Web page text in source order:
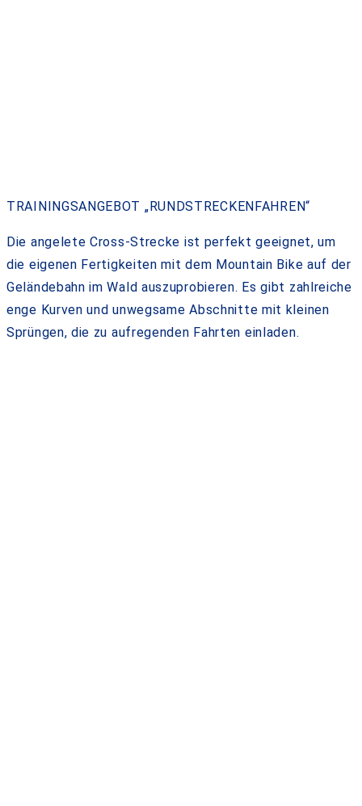
TRAININGSANGEBOT „RUNDSTRECKENFAHREN“
Die angelete Cross-Strecke ist perfekt geeignet, um
die eigenen Fertigkeiten mit dem Mountain Bike auf der
Geländebahn im Wald auszuprobieren. Es gibt zahlreiche
enge Kurven und unwegsame Abschnitte mit kleinen
Sprüngen, die zu aufregenden Fahrten einladen.